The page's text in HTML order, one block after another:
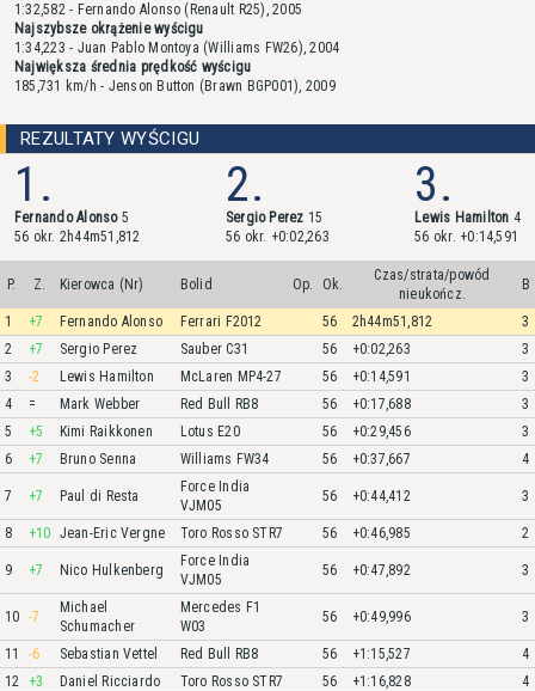
1:32,582 - Fernando Alonso (Renault R25), 2005
Najszybsze okrążenie wyścigu
1:34,223 - Juan Pablo Montoya (Williams FW26), 2004
Największa średnia prędkość wyścigu
185,731 km/h - Jenson Button (Brawn BGP001), 2009
REZULTATY WYŚCIGU
1.
Fernando Alonso5
56 okr. 2h44m51,812
2.
Sergio Perez 15
56 okr. +0:02,263
3.
Lewis Hamilton 4
56 okr. +0:14,591
P. Z. Kierowca (Nr) Bolid Op. Ok.
Czas/strata/powód
nieukończ.
B
1 +7 Fernando Alonso Ferrari F2012 56 2h44m51,812
3
2
+7 Sergio Perez Sauber C31 56 +0:02,263
3
3
-2 Lewis Hamilton McLaren MP4-27 56 +0:14,591
3
4
= Mark Webber Red Bull RB8 56 +0:17,688
3
5
+5 Kimi Raikkonen Lotus E20 56 +0:29,456
3
6
+7 Bruno Senna Williams FW34 56 +0:37,667 4
7 +7 Paul di Resta
Force India
VJM05
56 +0:44,412 3
8 +10 Jean-Eric Vergne Toro Rosso STR7 56 +0:46,985 2
9 +7 Nico Hulkenberg
Force India
VJM05
56 +0:47,892 3
10 -7
Michael
Schumacher
Mercedes F1
W03
56 +0:49,996 3
11 -6 Sebastian Vettel Red Bull RB8 56 +1:15,527
4
12
+3 Daniel Ricciardo Toro Rosso STR7 56 +1:16,828 4